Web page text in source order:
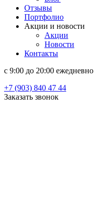
Отзывы
Портфолио
Акции и новости
Акции
Новости
Контакты
c 9:00 до 20:00 ежедневно
+7 (903) 840 47 44
Заказать звонок